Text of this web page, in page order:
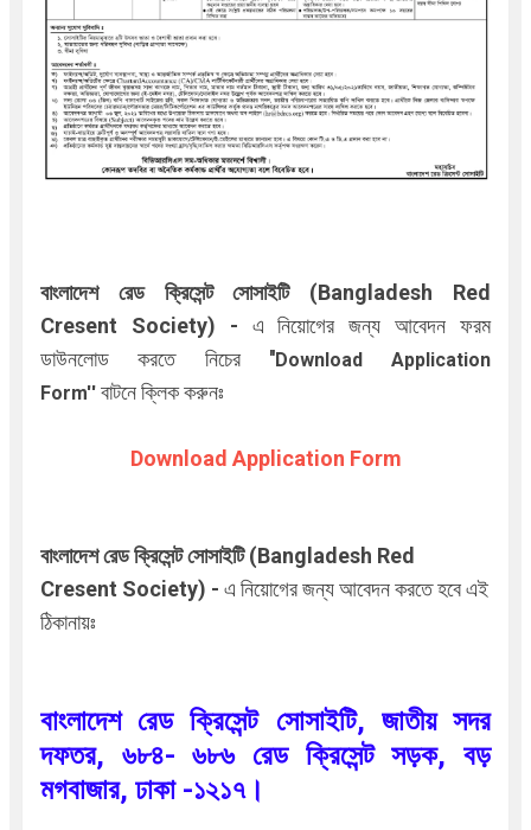
বাংলাদেশ রেড ক্রিসেন্ট সোসাইটি (Bangladesh Red
Cresent Society) - এ নিয়োগের জন্য আবেদন ফরম
ডাউনলোড করতে নিচের ''Download Application
Form''বাটনে ক্লিক করুনঃ
Download Application Form
বাংলাদেশ রেড ক্রিসেন্ট সোসাইটি (Bangladesh Red
Cresent Society) - এ নিয়োগের জন্য আবেদন করতে হবে এই
ঠিকানায়ঃ
বাংলাদেশ রেড ক্রিসেন্ট সোসাইটি, জাতীয় সদর
দফতর, ৬৮৪- ৬৮৬ রেড ক্রিসেন্ট সড়ক, বড়
মগবাজার, ঢাকা -১২১৭।